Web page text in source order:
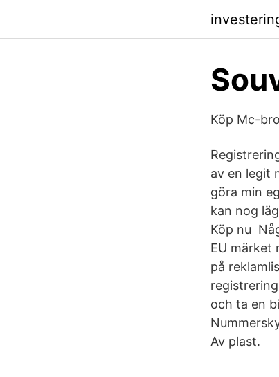
Köp Mc-
av en legit
göra min
kan nog
Köp nu
EU märket
på
och ta en
Av plast.